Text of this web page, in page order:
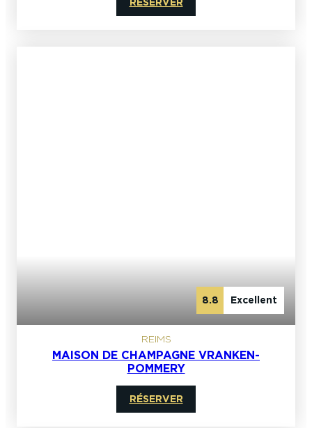
RÉSERVER
8.8 Excellent
REIMS
MAISON DE CHAMPAGNE VRANKEN-
POMMERY
RÉSERVER